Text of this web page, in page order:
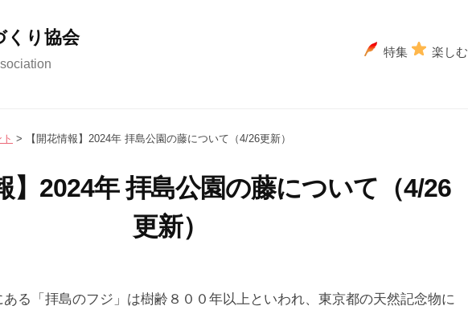
くり協会
特集 楽しむ
> 【開花情報】2024年 拝島公園の藤について（4/26更新）
】2024年 拝島公園の藤について（4/26
更新）
る「拝島のフジ」は樹齢８００年以上といわれ、東京都の天然記念物に